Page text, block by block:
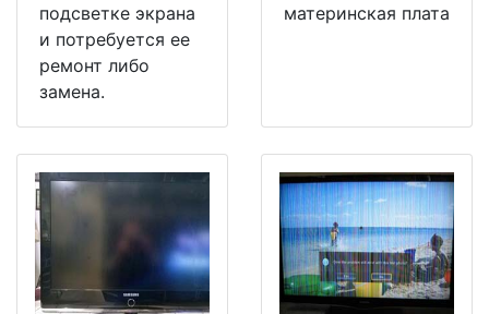
подсветке экрана
и потребуется ее
ремонт либо
замена.
материнская плата